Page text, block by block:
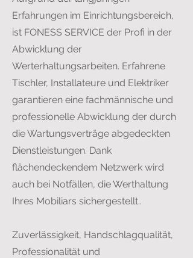
Erfahrungen im Einrichtungsbereich,
ist FONESS SERVICE der Profi in der
Abwicklung der
Werterhaltungsarbeiten. Erfahrene
Tischler, Installateure und Elektriker
garantieren eine fachmännische und
professionelle Abwicklung der durch
die Wartungsverträge abgedeckten
Dienstleistungen. Dank
flächendeckendem Netzwerk wird
auch bei Notfällen, die Werthaltung
Ihres Mobiliars sichergestellt..
Zuverlässigkeit, Handschlagqualität,
Professionalität und